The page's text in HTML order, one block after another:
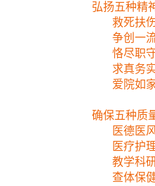
弘扬五种精神
救死扶伤
争创一流
恪尽职守
求真务实
爱院如家
确保五种质量
医德医风
医疗护理
教学科研
查体保健